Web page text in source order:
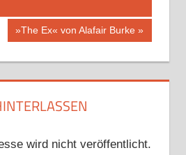
Nächster
»The Ex« von Alafair Burke
wird nicht veröffentlicht.